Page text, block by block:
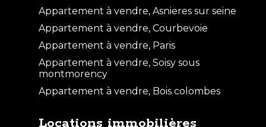
Appartement à vendre, Asnieres sur seine
Appartement à vendre, Courbevoie
Appartement à vendre, Paris
Appartement à vendre, Soisy sous
montmorency
Appartement à vendre, Bois colombes
Locations immobilières